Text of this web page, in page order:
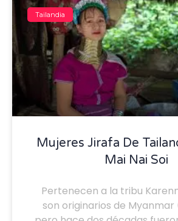
Tailandia
Mujeres Jirafa De
Mai Nai Soi
Pertenecen a la tribu
son originarios de Myanmar